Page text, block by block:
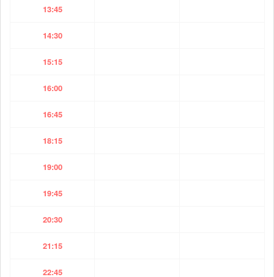
13:45
14:30
15:15
16:00
16:45
18:15
19:00
19:45
20:30
21:15
22:45